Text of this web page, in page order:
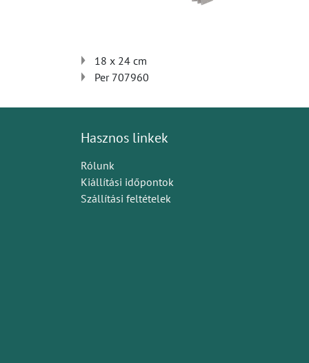
18 x 24 cm
Per 707960
Hasznos linkek
Rólunk
Kiállítási időpontok
Szállítási feltételek